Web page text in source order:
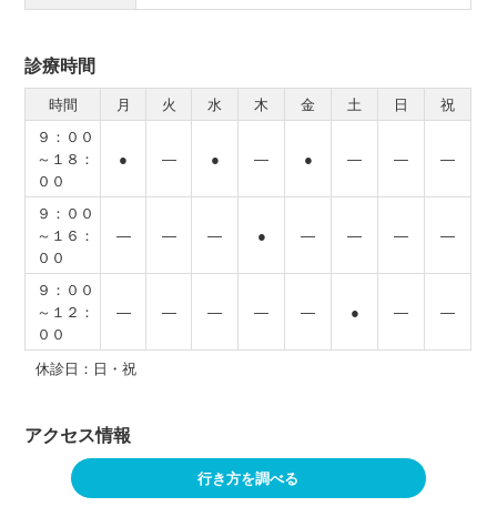
診療時間
時間 月 火 水 木 金 土 日
祝
９：００
～１８：
００
● ― ● ― ● ― ― ―
９：００
～１６：
００
― ― ― ● ― ― ― ―
９：００
～１２：
００
― ― ― ― ― ● ― ―
休診日：日・祝
アクセス情報
行き方を調べる